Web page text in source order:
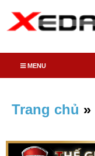
MENU
Trang chủ »